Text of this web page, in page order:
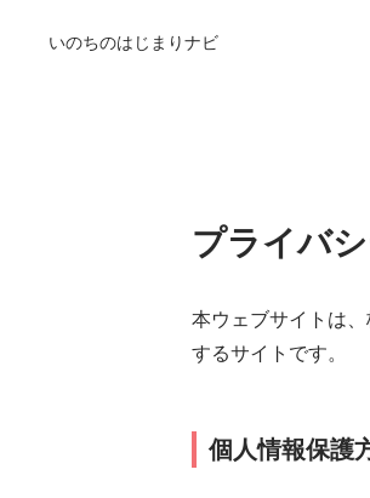
いのちのはじまりナビ
プライバ
本ウェブサイトは
するサイトです。
個人情報保護